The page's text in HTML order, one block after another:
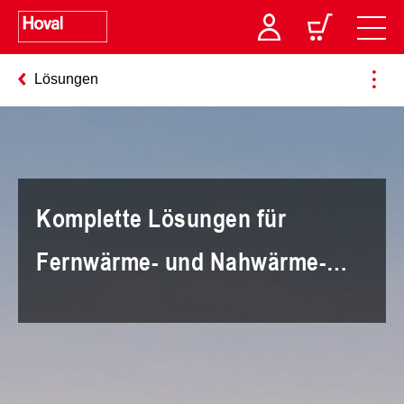
Lösungen
Komplette Lösungen für
Fernwärme- und Nahwärme-